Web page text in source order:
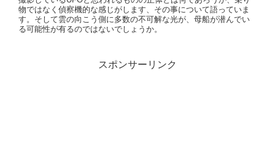
物ではなく偵察機的な感じがします、その事について語っていま
す。そして雲の向こう側に多数の不可解な光が、母船が潜んでい
る可能性が有るのではないでしょうか。
スポンサーリンク